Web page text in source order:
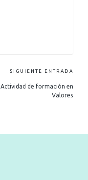
SIGUIENTE ENTRADA
Actividad de formación en
Valores